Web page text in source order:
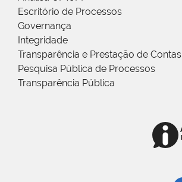
Escritório de Processos
Governança
Integridade
Transparência e Prestação de Contas
Pesquisa Pública de Processos
Transparência Pública